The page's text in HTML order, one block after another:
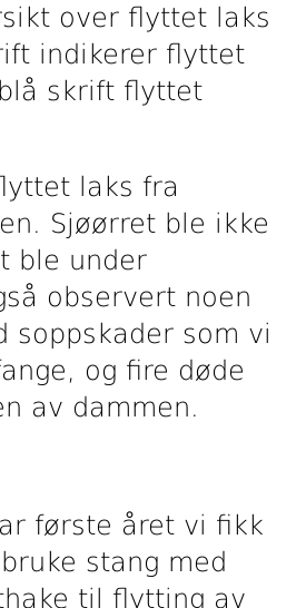
over flyttet laks
indikerer flyttet
skrift flyttet
laks fra
Sjøørret ble ikke
ble under
observert noen
soppskader som vi
og fire døde
av dammen.
første året vi fikk
stang med
til flytting av